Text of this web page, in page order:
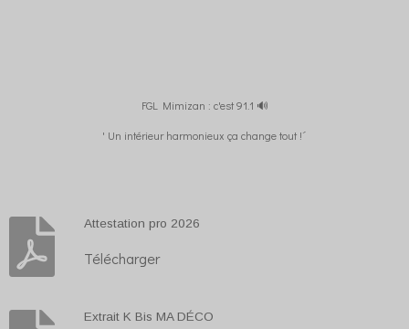
FGL Mimizan : c'est 91.1 🔊
' Un intérieur harmonieux ça change tout !´
Attestation pro 2026
Télécharger
Extrait K Bis MA DÉCO